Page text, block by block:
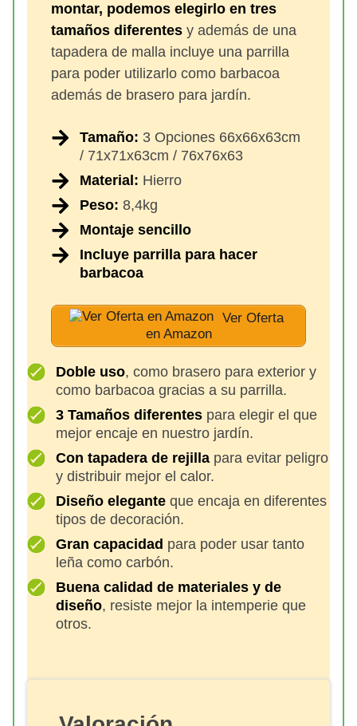
montar, podemos elegirlo en tres
tamaños diferentes y además de una
tapadera de malla incluye una parrilla
para poder utilizarlo como barbacoa
además de brasero para jardín.
Tamaño: 3 Opciones 66x66x63cm
/ 71x71x63cm / 76x76x63
Material: Hierro
Peso: 8,4kg
Montaje sencillo
Incluye parrilla para hacer
barbacoa
Ver Oferta
en Amazon
Doble uso, como brasero para exterior y
como barbacoa gracias a su parrilla.
3 Tamaños diferentes para elegir el que
mejor encaje en nuestro jardín.
Con tapadera de rejilla para evitar peligro
y distribuir mejor el calor.
Diseño elegante que encaja en diferentes
tipos de decoración.
Gran capacidad para poder usar tanto
leña como carbón.
Buena calidad de materiales y de
diseño, resiste mejor la intemperie que
otros.